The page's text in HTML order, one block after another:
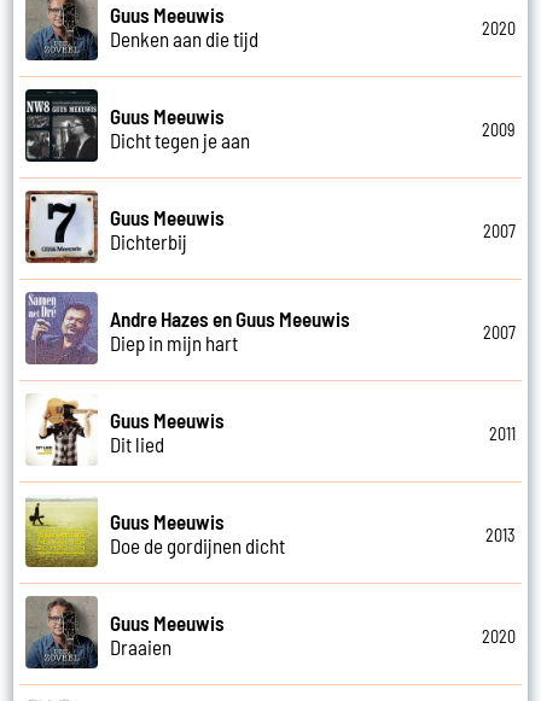
Guus Meeuwis
Denken aan die tijd
2020
Guus Meeuwis
Dicht tegen je aan
2009
Guus Meeuwis
Dichterbij
2007
Andre Hazes en Guus Meeuwis
Diep in mijn hart
2007
Guus Meeuwis
Dit lied
2011
Guus Meeuwis
Doe de gordijnen dicht
2013
Guus Meeuwis
Draaien
2020